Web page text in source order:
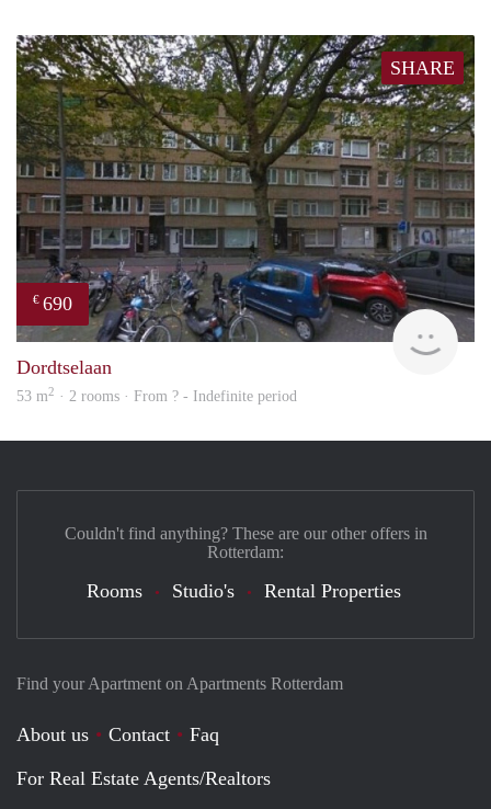
SHARE
€ 690
Dordtselaan
53 m2 · 2 rooms · From ? - Indefinite period
Find your Apartment on Apartments Rotterdam
About us Contact
Faq
For Real Estate Agents/Realtors
Couldn't find anything? These are our other offers in
Rotterdam:
Rooms Studio's Rental Properties